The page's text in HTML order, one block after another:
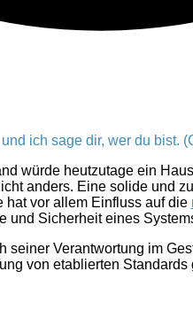
ich sage dir, wer du bist.
würde heutzutage ein
anders. Eine solide und
vor allem Einfluss auf die
und Sicherheit eines
seiner Verantwortung im
von etablierten